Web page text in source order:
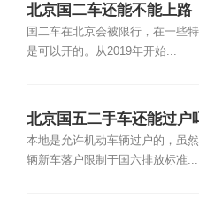
北京国二车还能不能上路
国二车在北京会被限行，在一些
是可以开的。从2019年开始...
北京国五二手车还能过户
本地是允许机动车辆过户的，虽
辆新车落户限制于国六排放标准...